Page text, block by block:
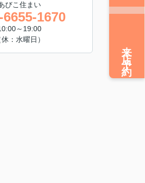
びこ住まい
6655-1670
～19:00
休：水曜日）
来店予約